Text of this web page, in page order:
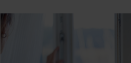
Betroffene eine ärztliche
Und wie kann man sich vor